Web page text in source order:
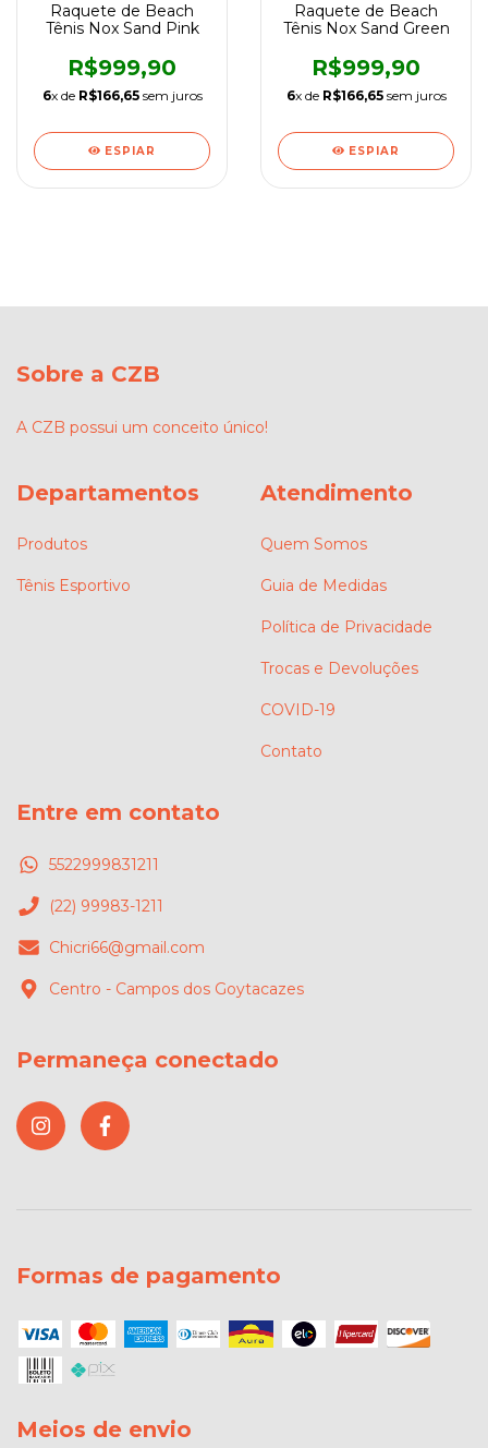
Raquete de Beach
Tênis Nox Sand Pink
R$999,90
6x de R$166,65sem juros
ESPIAR
Raquete de Beach
Tênis Nox Sand Green
R$999,90
6x de R$166,65sem juros
ESPIAR
Sobre a CZB
A CZB possui um conceito único!
Departamentos
Produtos
Tênis Esportivo
Atendimento
Quem Somos
Guia de Medidas
Política de Privacidade
Trocas e Devoluções
COVID-19
Contato
Entre em contato
5522999831211
(22) 99983-1211
Chicri66@gmail.com
Centro - Campos dos Goytacazes
Permaneça conectado
Formas de pagamento
Meios de envio